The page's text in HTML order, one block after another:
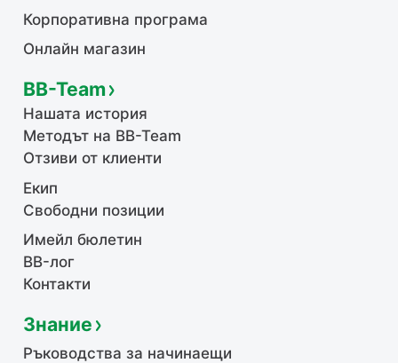
Корпоративна програма
Онлайн магазин
BB-Team
Нашата история
Методът на BB-Team
Отзиви от клиенти
Екип
Свободни позиции
Имейл бюлетин
BB-лог
Контакти
Знание
Ръководства за начинаещи